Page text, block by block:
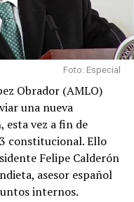
Foto: Especial
Obrador (AMLO)
una nueva
esta vez a fin de
constitucional. Ello
Felipe Calderón
asesor español
internos.